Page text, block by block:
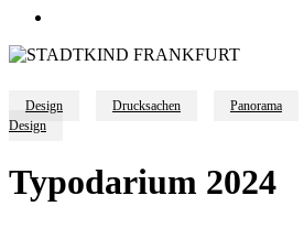
Design Drucksachen Panorama
Design
Typodarium 2024